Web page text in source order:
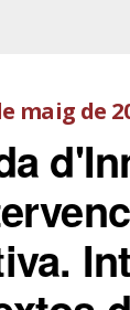
maig de